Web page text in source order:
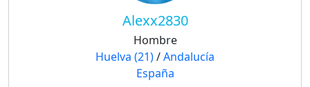
Alexx2830
Hombre
Huelva (21)/Andalucía
España